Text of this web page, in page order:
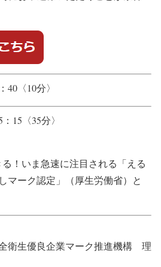
〈10分〉
15〈35分〉
！いま急速に注目される「える
マーク認定」（厚生労働省）と
衛生優良企業マーク推進機構 理